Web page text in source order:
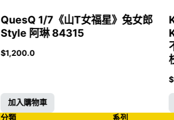
QuesQ 1/7《山T女福星》兔女郎
Style 阿琳 84315
$1,200.0
加入購物車
$
分類
系列